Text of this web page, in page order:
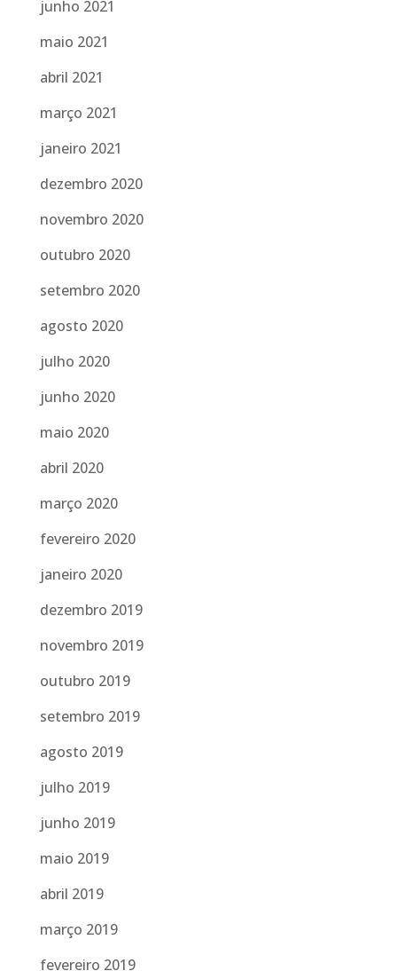
junho 2021
maio 2021
abril 2021
março 2021
janeiro 2021
dezembro 2020
novembro 2020
outubro 2020
setembro 2020
agosto 2020
julho 2020
junho 2020
maio 2020
abril 2020
março 2020
fevereiro 2020
janeiro 2020
dezembro 2019
novembro 2019
outubro 2019
setembro 2019
agosto 2019
julho 2019
junho 2019
maio 2019
abril 2019
março 2019
fevereiro 2019